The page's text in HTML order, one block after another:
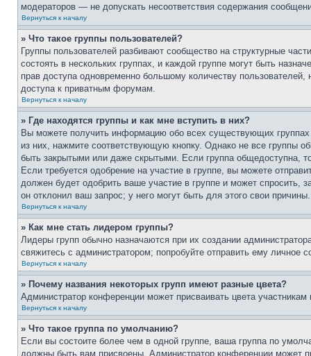
модераторов — не допускать несоответствия содержания
Вернуться к началу
» Что такое группы пользователей?
Группы пользователей разбивают сообщество на структурные
состоять в нескольких группах, и каждой группе могут быть
прав доступа одновременно большому количеству
доступа к приватным форумам.
Вернуться к началу
» Где находятся группы и как мне вступить в них?
Вы можете получить информацию обо всех существующих
из них, нажмите соответствующую кнопку. Однако не все группы
быть закрытыми или даже скрытыми. Если группа общедоступна,
Если требуется одобрение на участие в группе, вы можете
должен будет одобрить ваше участие в группе и может спросить,
он отклонил ваш запрос; у него могут быть для этого свои причины.
Вернуться к началу
» Как мне стать лидером группы?
Лидеры групп обычно назначаются при их создании
свяжитесь с администратором; попробуйте отправить ему личное
Вернуться к началу
» Почему названия некоторых групп имеют разные цвета?
Администратор конференции может присваивать цвета
Вернуться к началу
» Что такое группа по умолчанию?
Если вы состоите более чем в одной группе, ваша группа по
должны быть вам присвоены. Администратор конференции может